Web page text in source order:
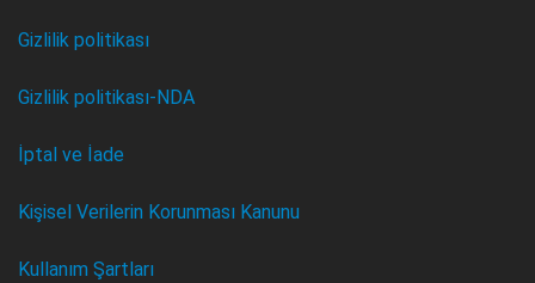
Gizlilik politikası
Gizlilik politikası-NDA
İptal ve İade
Kişisel Verilerin Korunması Kanunu
Kullanım Şartları